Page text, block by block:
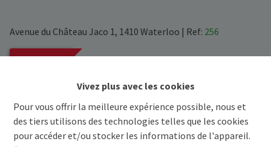
Vivez plus avec les cookies
Pour vous offrir la meilleure expérience possible, nous et
des tiers utilisons des technologies telles que les cookies
pour accéder et/ou stocker les informations de l'appareil.
Avenue du Château Jaco 1, 1410 Waterloo | Ref: 256
NOUVEAU
Liste Suivant
Demande d'informations